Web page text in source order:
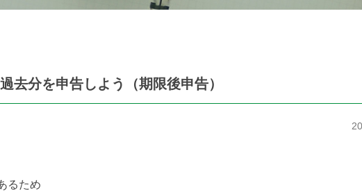
去分を申告しよう（期限後申告）
るため